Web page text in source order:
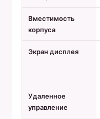
Вместимость
корпуса
Экран дисплея
Удаленное
управление